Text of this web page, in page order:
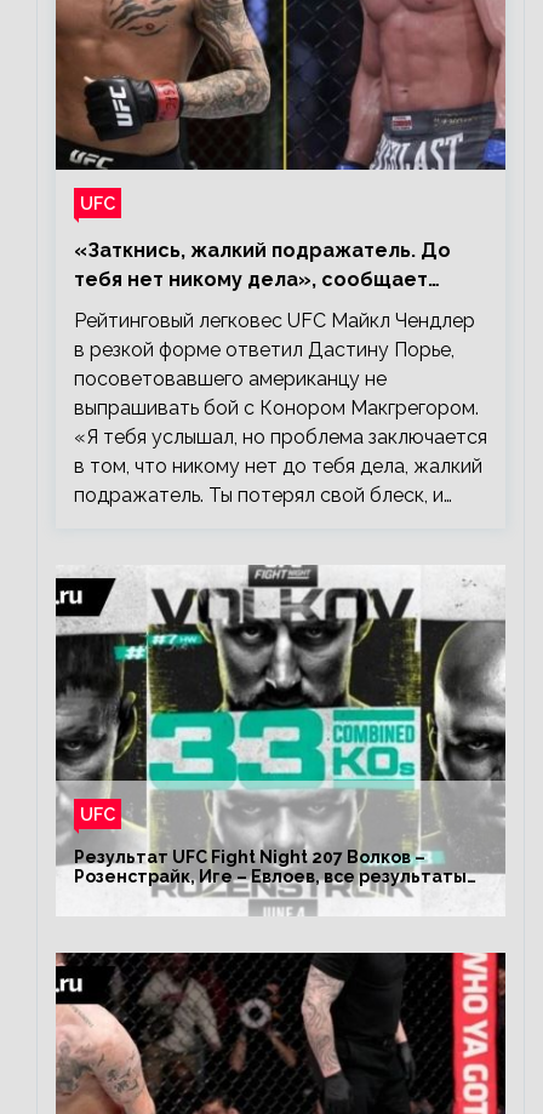
UFC
«Заткнись, жалкий подражатель. До
тебя нет никому дела», сообщает
Майкл Чендлер – о словах Порье
Рейтинговый легковес UFC Майкл Чендлер
в резкой форме ответил Дастину Порье,
посоветовавшего американцу не
выпрашивать бой с Конором Макгрегором.
«Я тебя услышал, но проблема заключается
в том, что никому нет до тебя дела, жалкий
подражатель. Ты потерял свой блеск, и…
UFC
Результат UFC Fight Night 207 Волков –
Розенстрайк, Иге – Евлоев, все результаты
турнира ЮФС ФН 207